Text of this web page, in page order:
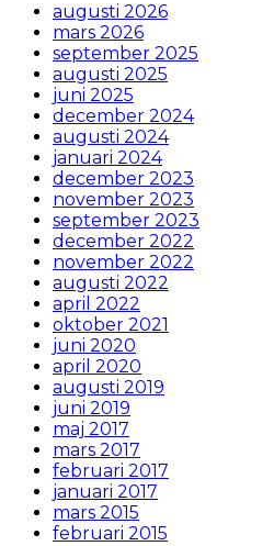
augusti 2026
mars 2026
september 2025
augusti 2025
juni 2025
december 2024
augusti 2024
januari 2024
december 2023
november 2023
september 2023
december 2022
november 2022
augusti 2022
april 2022
oktober 2021
juni 2020
april 2020
augusti 2019
juni 2019
maj 2017
mars 2017
februari 2017
januari 2017
mars 2015
februari 2015